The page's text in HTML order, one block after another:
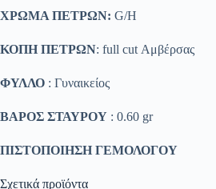
ΧΡΩΜΑ ΠΕΤΡΩΝ: G/H
ΚΟΠΗ ΠΕΤΡΩΝ: full cut Αμβέρσας
ΦΥΛΛΟ : Γυναικείος
ΒΑΡΟΣ ΣΤΑΥΡΟΥ : 0.60 gr
ΠΙΣΤΟΠΟΙΗΣΗ ΓΕΜΟΛΟΓΟΥ
Σχετικά προϊόντα